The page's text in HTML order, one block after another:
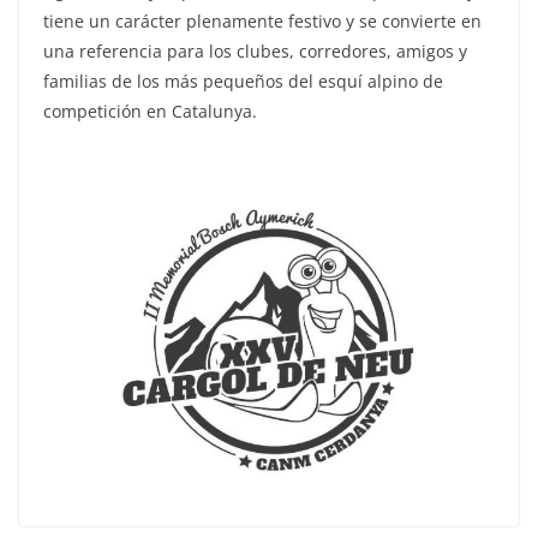
tiene un carácter plenamente festivo y se convierte en
una referencia para los clubes, corredores, amigos y
familias de los más pequeños del esquí alpino de
competición en Catalunya.